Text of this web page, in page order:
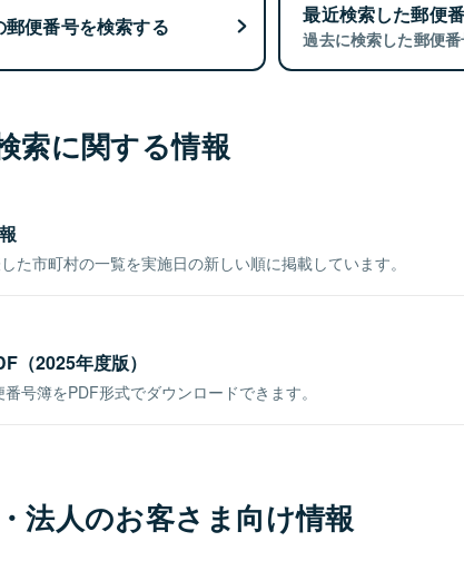
郵便番号を検索する 最近検索した郵便
過去に検索した郵便番
索に関する情報
た市町村の一覧を実施日の新しい順に掲載しています。
（2025年度版）
号簿をPDF形式でダウンロードできます。
法人のお客さま向け情報